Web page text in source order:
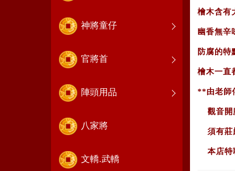
神將童仔
官將首
陣頭用品
八家將
文轎.武轎
檜木含有
幽香無辛
防腐的特
檜木一直
**由老師
觀音開
須有莊
本店特